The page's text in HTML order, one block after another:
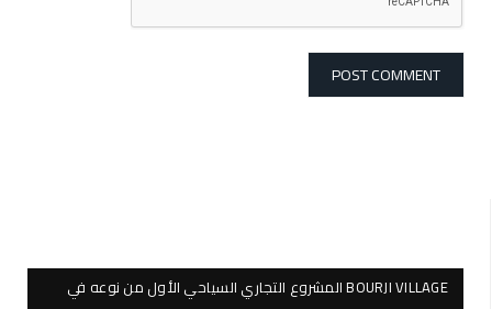
BOURJI VILLAGE المشروع التجاري السياحي الأول من نوعه في